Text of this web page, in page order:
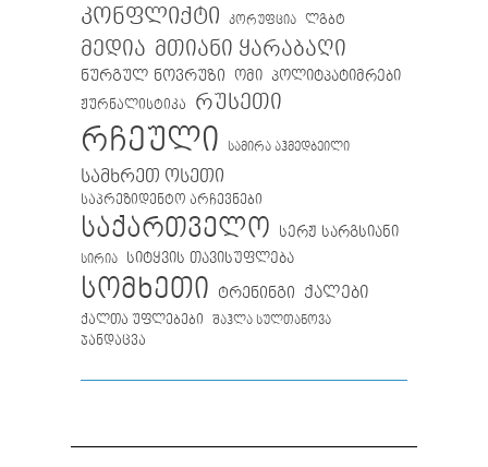
კონფლიქტი კორუფცია ლგბტ
მედია მთიანი ყარაბაღი
ნურგულ ნოვრუზი ომი პოლიტპატიმრები
ჟურნალისტიკა
რუსეთი
რჩეული სამირა აჰმედბეილი
სამხრეთ ოსეთი
საპრეზიდენტო არჩევნები
საქართველო სერჟ სარგსიანი
სირია სიტყვის თავისუფლება
სომხეთი ტრენინგი ქალები
ქალთა უფლებები შაჰლა სულთანოვა
ჯანდაცვა